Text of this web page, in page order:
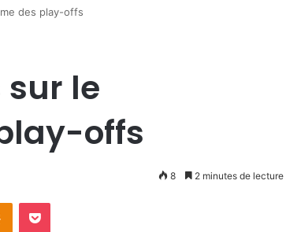
des play-offs
sur le
offs
8 2 minutes de lecture
Odnoklassniki
Pocket